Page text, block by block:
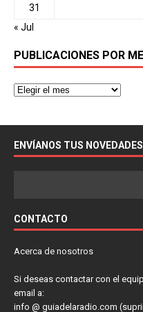
31
« Jul
PUBLICACIONES POR
ENVÍANOS TUS NOVEDADES
CONTACTO
Acerca de nosotros
Si deseas contactar con el
email a:
info @ guiadelaradio.com